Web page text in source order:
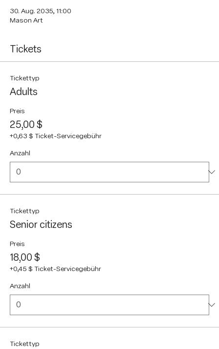
30. Aug. 2035, 11:00
Mason Art
Tickets
Tickettyp
Adults
Preis
25,00 $
+0,63 $ Ticket-Servicegebühr
Anzahl
Tickettyp
Senior citizens
Preis
18,00 $
+0,45 $ Ticket-Servicegebühr
Anzahl
Tickettyp